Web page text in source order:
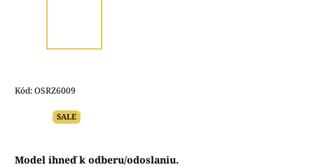
Kód:OSRZ6009
Model ihneď k odberu/odoslaniu.
SALE